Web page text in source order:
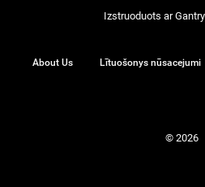
Izstruoduots arGantry
About Us Lītuošonys nūsacejumi
© 2026